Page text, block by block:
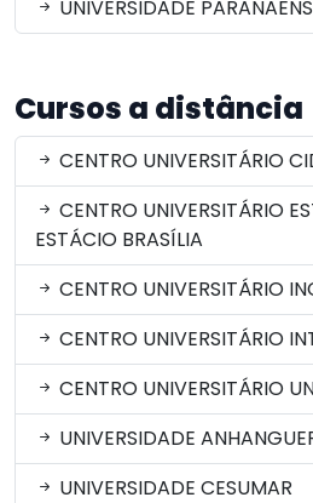
UNIVERSIDADE
Cursos a distância
CENTRO UNIVERSITÁRIO
CENTRO UNIVERSITÁRIO
ESTÁCIO BRASÍLIA
CENTRO UNIVERSITÁRIO
CENTRO UNIVERSITÁRIO
CENTRO UNIVERSITÁRIO
UNIVERSIDADE
UNIVERSIDADE CESUMAR